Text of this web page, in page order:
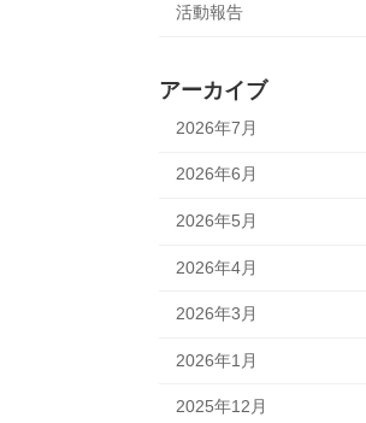
活動報告
アーカイブ
2026年7月
2026年6月
2026年5月
2026年4月
2026年3月
2026年1月
2025年12月